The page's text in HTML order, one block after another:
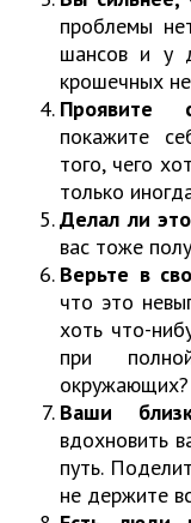
проблемы
шансов и у
крошечных
Проявите
покажите
того, чего
только
Делал ли
вас тоже
Верьте в
что это
хоть что-
при
окружающих?
Ваши
вдохновить
путь.
не держите